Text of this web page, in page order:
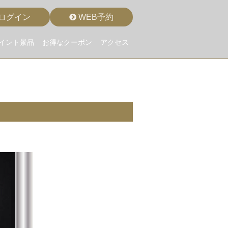
WEB予約
グイン
ント景品 お得なクーポン アクセス